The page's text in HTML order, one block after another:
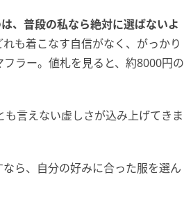
、普段の私なら絶対に選ばないよ
れも着こなす自信がなく、がっかり
ラー。値札を見ると、約8000円の
言えない虚しさが込み上げてきま
ら、自分の好みに合った服を選ん